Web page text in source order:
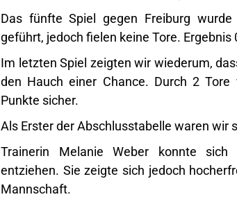
Das fünfte Spiel gegen Freiburg
geführt, jedoch fielen keine Tore. Ergebnis
Im letzten Spiel zeigten wir wiederum,
den Hauch einer Chance. Durch 2
Punkte sicher.
Als Erster der Abschlusstabelle waren wir
Trainerin Melanie Weber konnte sich
entziehen. Sie zeigte sich jedoch
Mannschaft.